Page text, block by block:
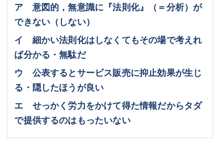
ア 意図的，無意識に『法則化』（＝分析）が
できない（しない）
イ 細かい法則化はしなくてもその場で考えれ
ば分かる・無駄だ
ウ 公表するとサービス販売に抑止効果が生じ
る・隠したほうが良い
エ せっかく労力をかけて得た情報だからタダ
で提供するのはもったいない